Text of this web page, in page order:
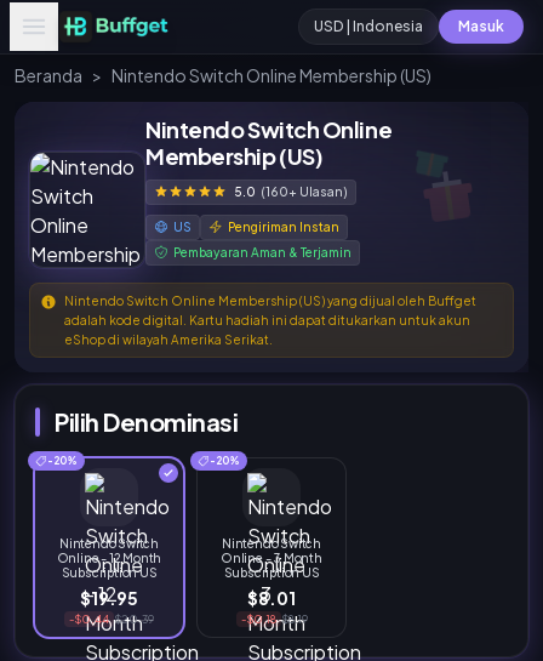
USD | Indonesia Masuk
Beranda > Nintendo Switch Online Membership (US)
Nintendo Switch Online
Membership (US)
5.0 (160+ Ulasan)
US
Pengiriman Instan
Pembayaran Aman & Terjamin
Nintendo Switch Online Membership (US) yang dijual oleh Buffget
adalah kode digital. Kartu hadiah ini dapat ditukarkan untuk akun
eShop di wilayah Amerika Serikat.
Pilih Denominasi
-20%
Nintendo Switch
Online - 12 Month
Subscription US
$19.95
-$0.44 $20.39
-20%
Nintendo Switch
Online - 3 Month
Subscription US
$8.01
-$0.18 $8.19